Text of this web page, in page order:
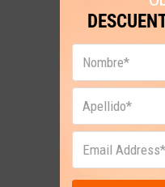
GARANTÍA